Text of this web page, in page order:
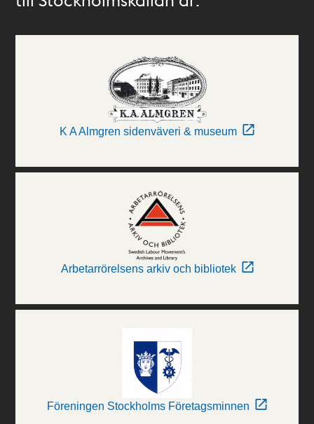
K A Almgren sidenväveri & museum
Arbetarrörelsens arkiv och bibliotek
Föreningen Stockholms Företagsminnen